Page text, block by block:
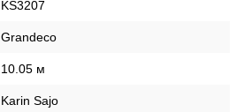
KS3207
Grandeco
10.05 м
Karin Sajo